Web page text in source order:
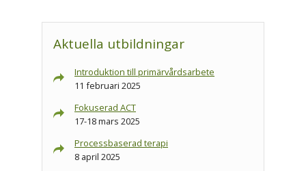
Aktuella utbildningar
Introduktion till primärvårdsarbete
11 februari 2025
Fokuserad ACT
17-18 mars 2025
Processbaserad terapi
8 april 2025